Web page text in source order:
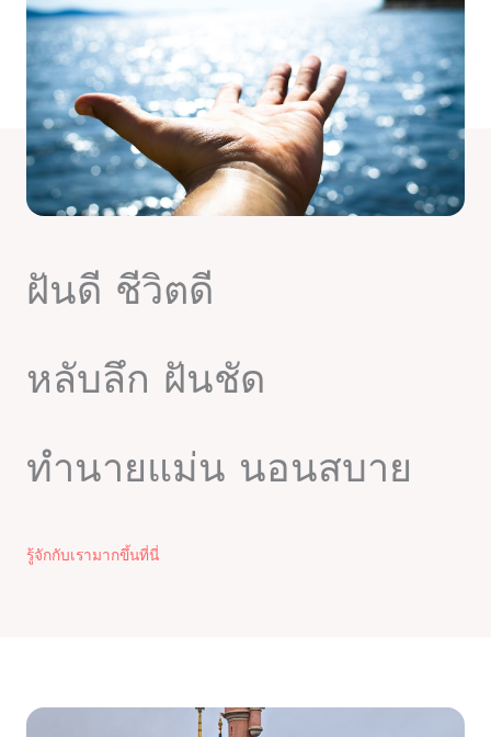
ฝันดี ชีวิตดี
หลับลึก ฝันชัด
ทำนายแม่น นอนสบาย
รู้จักกับเรามากขึ้นที่นี่